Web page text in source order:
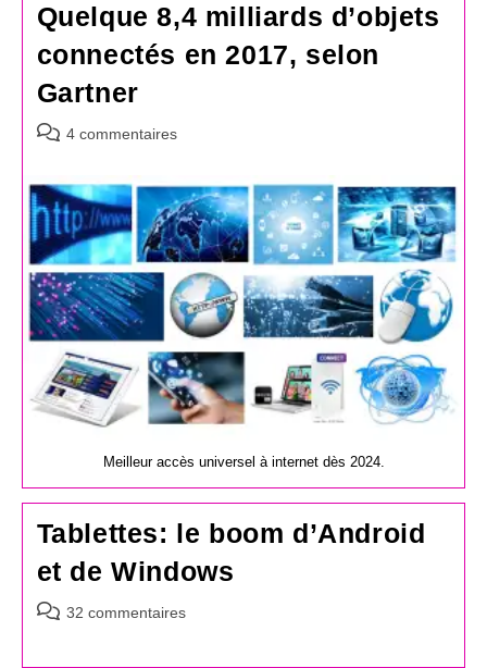
Quelque 8,4 milliards d’objets
connectés en 2017, selon
Gartner
Commentaires
publication :
4 commentaires
Meilleur accès universel à internet dès 2024.
Tablettes: le boom d’Android
et de Windows
Commentaires
32 commentaires